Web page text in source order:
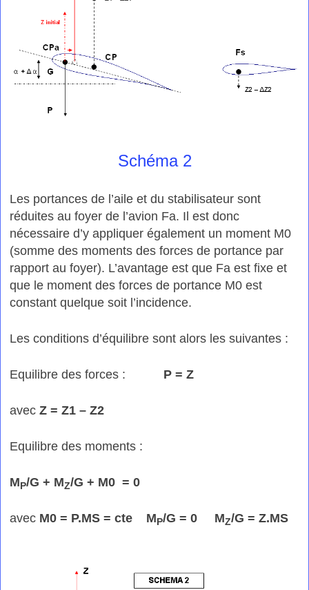
Schéma 2
Les portances de l’aile et du stabilisateur sont
réduites au foyer de l’avion Fa. Il est donc
nécessaire d’y appliquer également un moment M0
(somme des moments des forces de portance par
rapport au foyer). L’avantage est que Fa est fixe et
que le moment des forces de portance M0 est
constant quelque soit l’incidence.
Les conditions d’équilibre sont alors les suivantes :
Equilibre des forces : P = Z
avec Z = Z1 – Z2
Equilibre des moments :
MP/G + MZ/G + M0 = 0
avec M0 = P.MS = cte MP/G = 0 MZ/G = Z.MS